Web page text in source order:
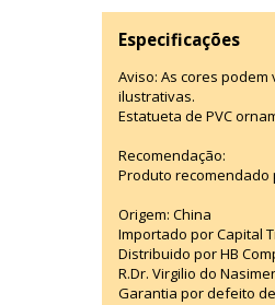
Especificações
Aviso: As cores
ilustrativas.
Estatueta de PVC
Recomendação:
Produto recomendado
Origem: China
Importado por Capital
Distribuido por HB
R.Dr. Virgilio do
Garantia por defeito